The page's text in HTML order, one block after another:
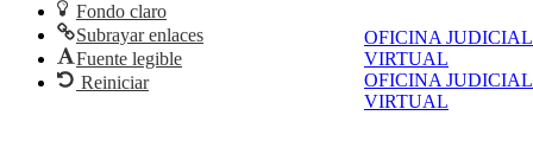
OFICINA JUDICIAL
VIRTUAL
OFICINA JUDICIAL
VIRTUAL
Fondo claro
Subrayar enlaces
Fuente legible
Reiniciar